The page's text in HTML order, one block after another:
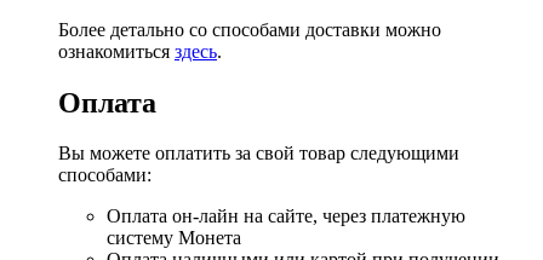
Более детально со способами доставки можно
ознакомиться здесь.
Оплата
Вы можете оплатить за свой товар следующими
способами:
Оплата он-лайн на сайте, через платежную
систему Монета